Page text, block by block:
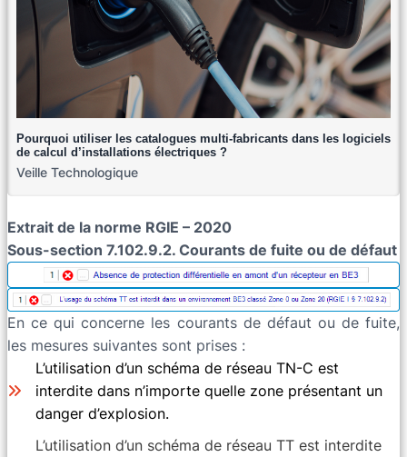
Pourquoi utiliser les catalogues multi-fabricants dans les logiciels
de calcul d’installations électriques ?
Veille Technologique
Extrait de la norme RGIE – 2020
Sous-section 7.102.9.2. Courants de fuite ou de défaut
En ce qui concerne les courants de défaut ou de fuite,
les mesures suivantes sont prises :
L’utilisation d’un schéma de réseau TN-C est
interdite dans n’importe quelle zone présentant un
danger d’explosion.
L’utilisation d’un schéma de réseau TT est interdite